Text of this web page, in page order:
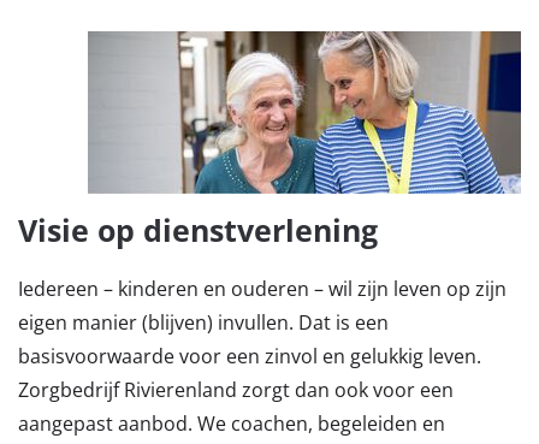
Visie op dienstverlening
Iedereen – kinderen en ouderen – wil zijn leven op zijn
eigen manier (blijven) invullen. Dat is een
basisvoorwaarde voor een zinvol en gelukkig leven.
Zorgbedrijf Rivierenland zorgt dan ook voor een
aangepast aanbod. We coachen, begeleiden en